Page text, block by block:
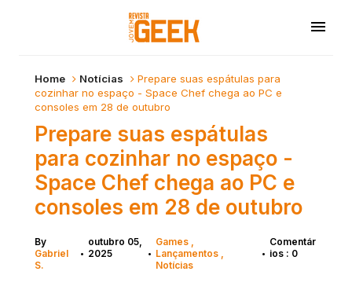
Home Notícias
Prepare suas espátulas para
cozinhar no espaço - Space Chef chega ao PC e
consoles em 28 de outubro
Prepare suas espátulas
para cozinhar no espaço -
Space Chef chega ao PC e
consoles em 28 de outubro
By
Gabriel
S.
•
outubro 05,
2025
•
Games
Lançamentos
Notícias
•
Comentár
ios : 0